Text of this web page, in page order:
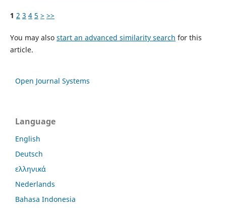
1 2 3 4 5 > >>
You may also start an advanced similarity search for this
article.
Open Journal Systems
Language
English
Deutsch
ελληνικά
Nederlands
Bahasa Indonesia